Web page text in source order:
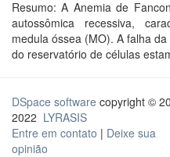
Resumo: A Anemia de
autossômica recessiva,
medula óssea (MO). A falha
do reservatório de células
DSpace software copyright ©
2022 LYRASIS
Entre em contato | Deixe sua
opinião